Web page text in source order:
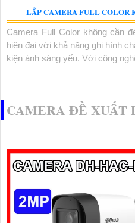
LẮP CAMERA FULL COLOR
Camera Full Color không cần
hiện đại với khả năng ghi hình
kiện ánh sáng yếu. Với công
CAMERA ĐỀ XUẤT